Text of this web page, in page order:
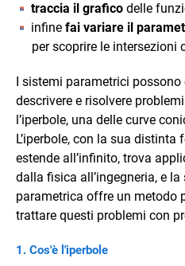
traccia il grafico delle
infine fai variare il
per scoprire le intersezioni
I sistemi parametrici possono
descrivere e risolvere
l’iperbole, una delle curve
L’iperbole, con la sua
estende all’infinito, trova
dalla fisica all’ingegneria, e
parametrica offre un metodo
trattare questi problemi con
Cos'è l'iperbole